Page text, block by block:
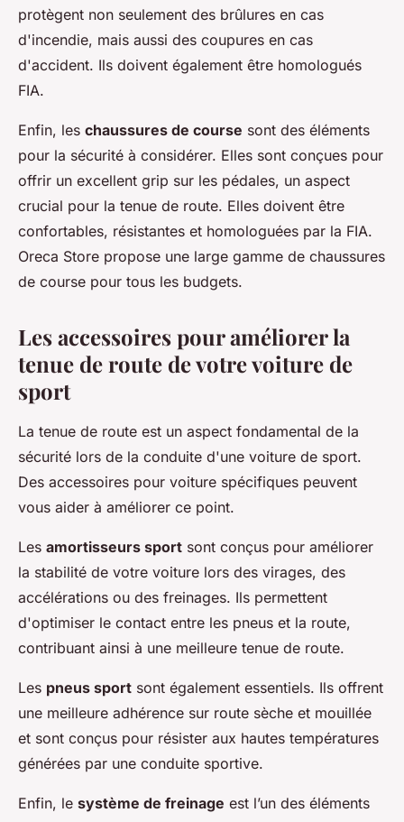
protègent non seulement des brûlures en cas
d'incendie, mais aussi des coupures en cas
d'accident. Ils doivent également être homologués
FIA.
Enfin, les chaussures de course sont des éléments
pour la sécurité à considérer. Elles sont conçues pour
offrir un excellent grip sur les pédales, un aspect
crucial pour la tenue de route. Elles doivent être
confortables, résistantes et homologuées par la FIA.
Oreca Store propose une large gamme de chaussures
de course pour tous les budgets.
Les accessoires pour améliorer la
tenue de route de votre voiture de
sport
La tenue de route est un aspect fondamental de la
sécurité lors de la conduite d'une voiture de sport.
Des accessoires pour voiture spécifiques peuvent
vous aider à améliorer ce point.
Les amortisseurs sport sont conçus pour améliorer
la stabilité de votre voiture lors des virages, des
accélérations ou des freinages. Ils permettent
d'optimiser le contact entre les pneus et la route,
contribuant ainsi à une meilleure tenue de route.
Les pneus sport sont également essentiels. Ils offrent
une meilleure adhérence sur route sèche et mouillée
et sont conçus pour résister aux hautes températures
générées par une conduite sportive.
Enfin, le système de freinage est l’un des éléments